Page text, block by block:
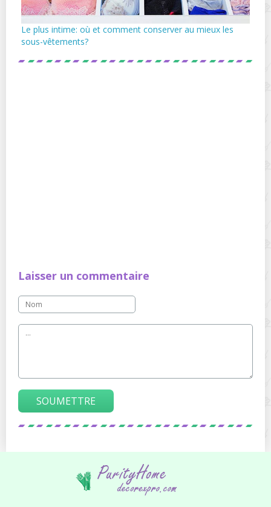
Le plus intime: où et comment conserver au mieux les
sous-vêtements?
Laisser un commentaire
SOUMETTRE